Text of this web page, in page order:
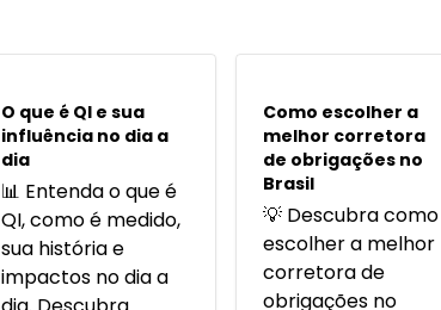
POPULARES
O que é QI e sua
influência no dia a
dia
📊 Entenda o que é
QI, como é medido,
sua história e
impactos no dia a
POPULARES
Como escolher a
melhor corretora
de obrigações no
Brasil
💡 Descubra como
escolher a melhor
corretora de
obrigações no